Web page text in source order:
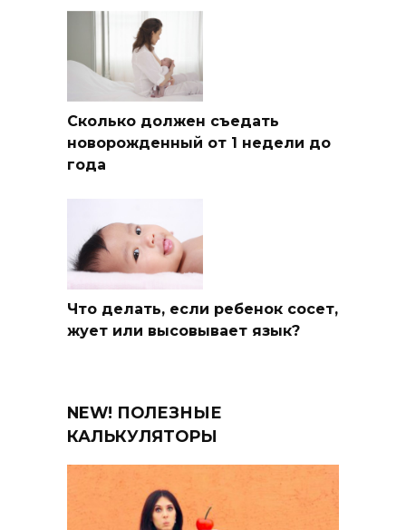
Сколько должен съедать
новорожденный от 1 недели до
года
Что делать, если ребенок сосет,
жует или высовывает язык?
NEW! ПОЛЕЗНЫЕ
КАЛЬКУЛЯТОРЫ